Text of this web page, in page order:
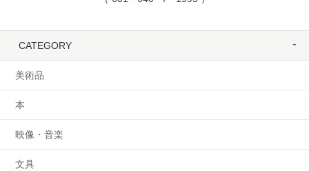
CATEGORY
美術品
本
映像・音楽
文具